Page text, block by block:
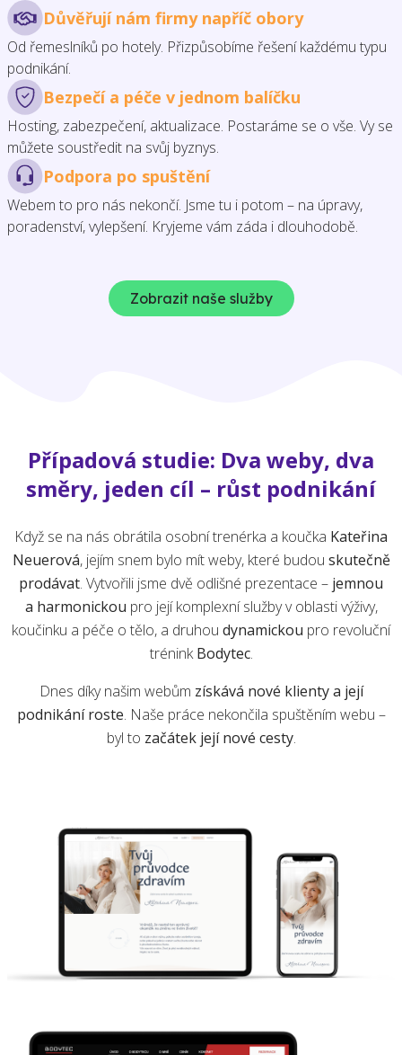
Důvěřují nám firmy napříč obory
Od řemeslníků po hotely. Přizpůsobíme řešení každému typu
podnikání.
Bezpečí a péče v jednom balíčku
Hosting, zabezpečení, aktualizace. Postaráme se o vše. Vy se
můžete soustředit na svůj byznys.
Podpora po spuštění
Webem to pro nás nekončí. Jsme tu i potom – na úpravy,
poradenství, vylepšení. Kryjeme vám záda i dlouhodobě.
Zobrazit naše služby
Případová studie: Dva weby, dva
směry, jeden cíl – růst podnikání
Když se na nás obrátila osobní trenérka a koučka Kateřina
Neuerová, jejím snem bylo mít weby, které budou skutečně
prodávat. Vytvořili jsme dvě odlišné prezentace – jemnou
a harmonickou pro její komplexní služby v oblasti výživy,
koučinku a péče o tělo, a druhou dynamickou pro revoluční
tréninkBodytec.
Dnes díky našim webům získává nové klienty a její
podnikání roste. Naše práce nekončila spuštěním webu –
byl to začátek její nové cesty.